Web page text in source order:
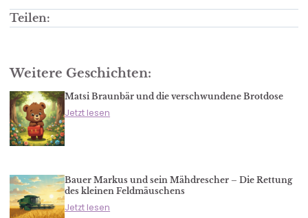
Teilen:
Weitere Geschichten:
Matsi Braunbär und die verschwundene Brotdose
Jetzt lesen
Bauer Markus und sein Mähdrescher – Die Rettung
des kleinen Feldmäuschens
Jetzt lesen